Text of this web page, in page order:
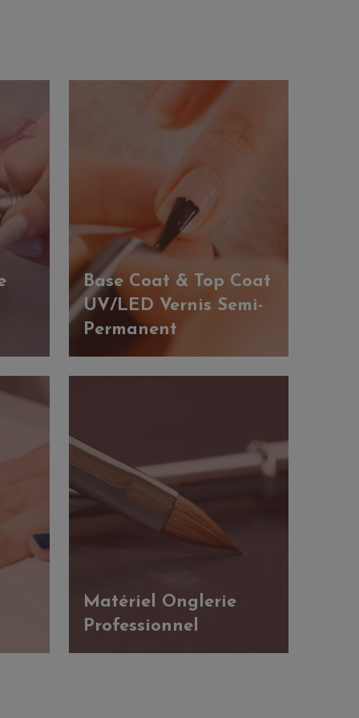
Base Coat & Top Coat
UV/LED Vernis Semi-
Permanent
Matériel Onglerie
Professionnel